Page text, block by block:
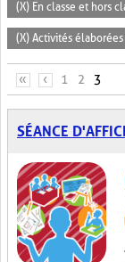
(X) En classe et hors
(X) Activités
PAGES
« ‹ 1 2 3
SÉANCE